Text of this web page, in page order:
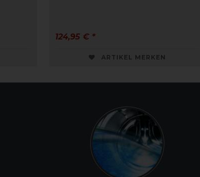
124,95 € *
ARTIKEL MERKEN